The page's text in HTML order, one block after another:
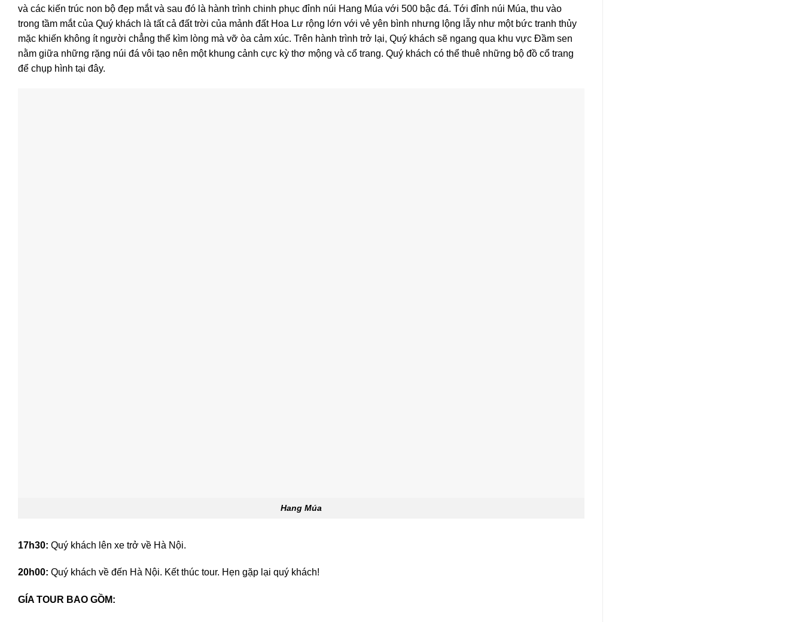
và các kiến trúc non bộ đẹp mắt và sau đó là hành trình chinh phục đỉnh núi Hang Múa với 500 bậc đá. Tới đỉnh núi Múa, thu vào
trong tầm mắt của Quý khách là tất cả đất trời của mảnh đất Hoa Lư rộng lớn với vẻ yên bình nhưng lộng lẫy như một bức tranh thủy
mặc khiến không ít người chẳng thể kìm lòng mà vỡ òa cảm xúc. Trên hành trình trở lại, Quý khách sẽ ngang qua khu vực Đầm sen
nằm giữa những rặng núi đá vôi tạo nên một khung cảnh cực kỳ thơ mộng và cổ trang. Quý khách có thể thuê những bộ đồ cổ trang
để chụp hình tại đây.
Hang Múa
17h30: Quý khách lên xe trở về Hà Nội.
20h00: Quý khách về đến Hà Nội. Kết thúc tour. Hẹn gặp lại quý khách!
GÍA TOUR BAO GỒM: